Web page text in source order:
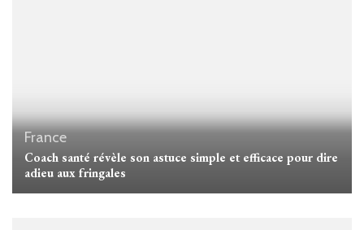
France
Coach santé révèle son astuce simple et efficace pour dire
adieu aux fringales